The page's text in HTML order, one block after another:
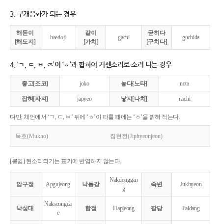
3. 구개음화가 되는 경우
해돋이
[해도지]
haedoji
같이
[가치]
gachi
굳히다
[구치다]
guchida
4. ‘ㄱ, ㄷ, ㅂ, ㅈ’이 ‘ㅎ’과 합하여 거센소리로 소리 나는 경우
좋고[조코] joko 놓다[노타] nota
잡혀[자펴] japyeo 낳지[나치] nachi
다만, 체언에서 ‘ㄱ, ㄷ, ㅂ’ 뒤에 ‘ㅎ’이 따를 때에는 ‘ㅎ’을 밝혀 적는다.
묵호(Mukho) 집현전(Jiphyeonjeon)
[붙임] 된소리되기는 표기에 반영하지 않는다.
압구정 Apgujeong 낙동강
Nakdonggan
g
죽변 Jukbyeon
낙성대
Nakseongda
e
합정 Hapjeong 팔당 Paldang